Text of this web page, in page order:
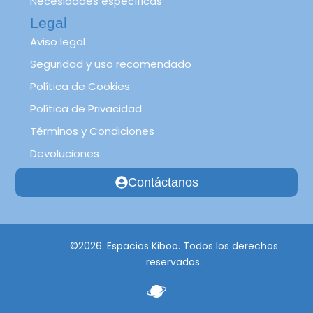
Legal
Aviso legal
Seguridad y uso recomendado
Política de Cookies
Política de Privacidad
Términos y Condiciones
Devoluciones
Contáctanos
©2026. Espacios Kiboo. Todos los derechos
reservados.